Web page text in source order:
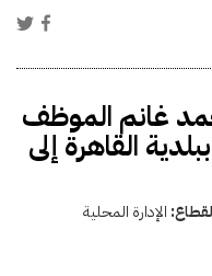
غانم الموظف
القاهرة إلى
الإدارة المحلية